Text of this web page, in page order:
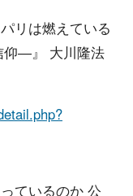
リは燃えている
仰―』 大川隆法
ているのか 公